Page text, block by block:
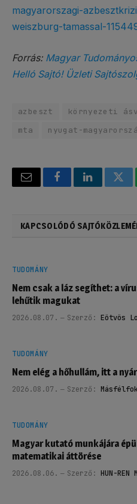
magyarorszagi-
weiszburg-tamassal-
Forrás: Magyar
Helló Sajtó! Üzleti
azbeszt környezeti
mta
nyugat-
Email FacebookLinkedIn
KAPCSOLÓDÓ
TUDOMÁNY
Nem csak a láz segíthet: a
lehűtik magukat
2026.08.07. Szerző: Eötvös
TUDOMÁNY
Nem elég a hőhullám, itt a
2026.08.07. Szerző: Másfélfok
TUDOMÁNY
Magyar kutató munkájára
matematikai áttörése
2026.08.06. Szerző: HUN-